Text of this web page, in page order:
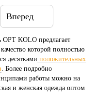
Вперед
KOLO предлагает
которой полностью
десятками положительных
. Более подробно
работы можно на
и женская одежда оптом